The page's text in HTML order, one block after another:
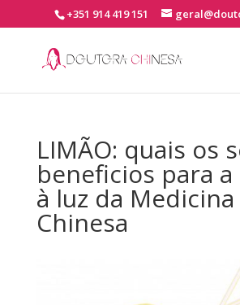
+351 914 419 151
LIMÃO: quais os
beneficios para a
à luz da Medicina
Chinesa